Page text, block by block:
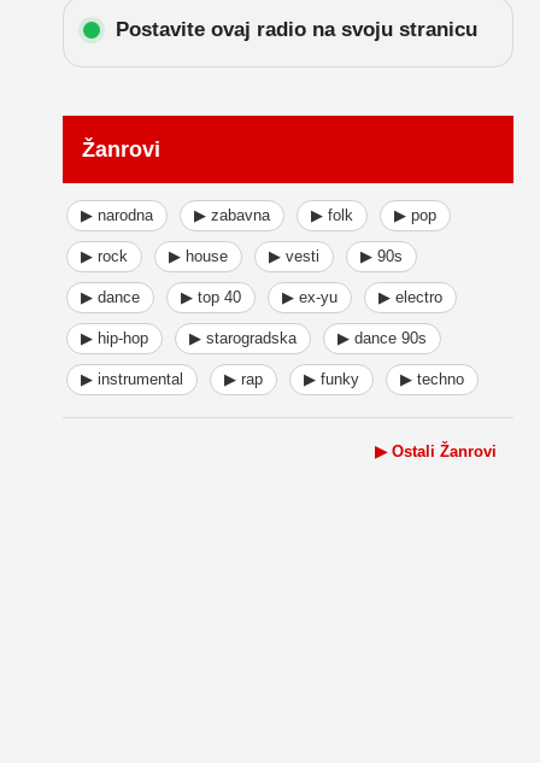
Postavite ovaj radio na svoju stranicu
Žanrovi
▶ narodna ▶ zabavna ▶ folk ▶ pop
▶ rock ▶ house ▶ vesti ▶ 90s
▶ dance ▶ top 40 ▶ ex-yu ▶ electro
▶ hip-hop ▶ starogradska ▶ dance 90s
▶ instrumental ▶ rap ▶ funky ▶ techno
▶ Ostali Žanrovi